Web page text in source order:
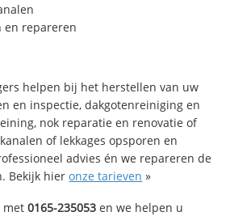
en repareren
helpen bij het herstellen van uw
en inspectie, dakgotenreiniging en
nok reparatie en renovatie of
of lekkages opsporen en
advies én we repareren de
Bekijk hieronze tarieven »
met0165-235053 en we helpen u